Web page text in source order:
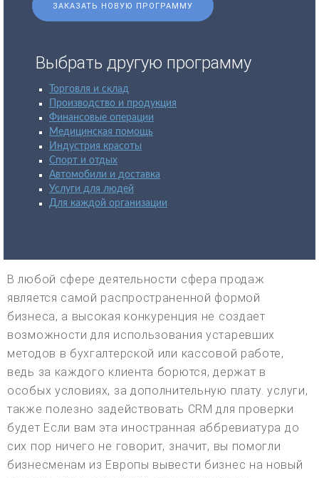
ЗАКАЗАТЬ НОВУЮ ПРОГРАММУ
Выбрать другую программу
Торговля и склад
Производство и продукция
Финансовые операции
Медицинская помощь
Индустрия красоты
Спорт и отдых
Автомобили и доставка
Услуги для людей
Для каждой организации
В любой сфере деятельности сфера продаж
является самой распространенной формой
бизнеса, а высокая конкуренция не создает
возможности для использования устаревших
методов в бухгалтерской или кассовой работе,
ведь за каждого клиента борются, держат в
особых условиях, за дополнительную плату. услуги,
также полезно задействовать CRM для проверки
будет Если вам эта иностранная аббревиатура до
сих пор ничего не говорит, значит, вы помогли
бизнесменам из Европы вывести бизнес на новый